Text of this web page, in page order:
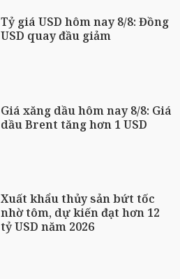
Tỷ giá USD hôm nay 8/8: Đồng
USD quay đầu giảm
Giá xăng dầu hôm nay 8/8: Giá
dầu Brent tăng hơn 1 USD
Xuất khẩu thủy sản bứt tốc
nhờ tôm, dự kiến đạt hơn 12
tỷ USD năm 2026